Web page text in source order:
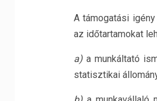
A támogatási
az időtartamokat
a) a munkáltató
statisztikai